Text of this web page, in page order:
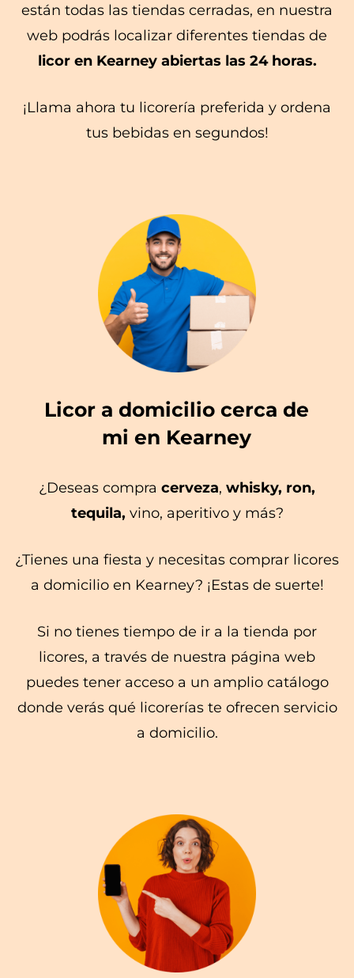
están todas las tiendas cerradas, en nuestra
web podrás localizar diferentes tiendas de
licor en Kearney abiertas las 24 horas.
¡Llama ahora tu licorería preferida y ordena
tus bebidas en segundos!
Licor a domicilio cerca de
mi en Kearney
¿Deseas compra cerveza, whisky, ron,
tequila, vino, aperitivo y más?
¿Tienes una fiesta y necesitas comprar licores
a domicilio en Kearney? ¡Estas de suerte!
Si no tienes tiempo de ir a la tienda por
licores, a través de nuestra página web
puedes tener acceso a un amplio catálogo
donde verás qué licorerías te ofrecen servicio
a domicilio.